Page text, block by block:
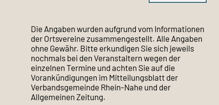
Die Angaben wurden aufgrund vom Informationen
der Ortsvereine zusammengestellt. Alle Angaben
ohne Gewähr. Bitte erkundigen Sie sich jeweils
nochmals bei den Veranstaltern wegen der
einzelnen Termine und achten Sie auf die
Vorankündigungen im Mitteilungsblatt der
Verbandsgemeinde Rhein-Nahe und der
Allgemeinen Zeitung.